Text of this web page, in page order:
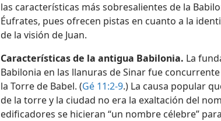
las características más sobresalientes de la
Éufrates, pues ofrecen pistas en cuanto a la
de la visión de Juan.
Características de la antigua Babilonia. La
Babilonia en las llanuras de Sinar fue
la Torre de Babel. (Gé 11:2-9.) La causa popular
de la torre y la ciudad no era la exaltación del
edificadores se hicieran “un nombre célebre”